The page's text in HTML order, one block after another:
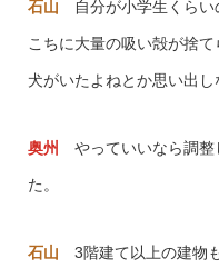
石山 自分が小学生くらい
こちに大量の吸い殻が捨
犬がいたよねとか思い出し
奥州 やっていいなら調整
た。
石山 3階建て以上の建物